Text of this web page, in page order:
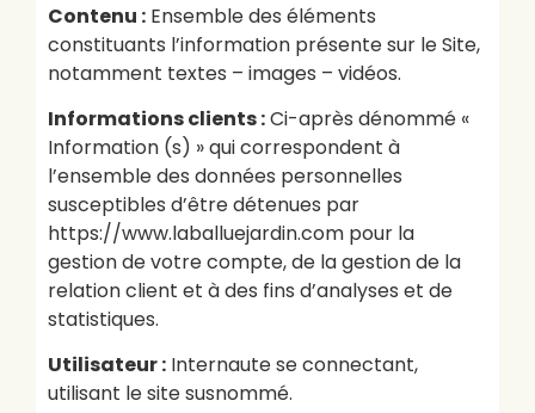
Contenu : Ensemble des éléments
constituants l’information présente sur le Site,
notamment textes – images – vidéos.
Informations clients :Ci-après dénommé «
Information (s) » qui correspondent à
l’ensemble des données personnelles
susceptibles d’être détenues par
https://www.laballuejardin.com pour la
gestion de votre compte, de la gestion de la
relation client et à des fins d’analyses et de
statistiques.
Utilisateur : Internaute se connectant,
utilisant le site susnommé.